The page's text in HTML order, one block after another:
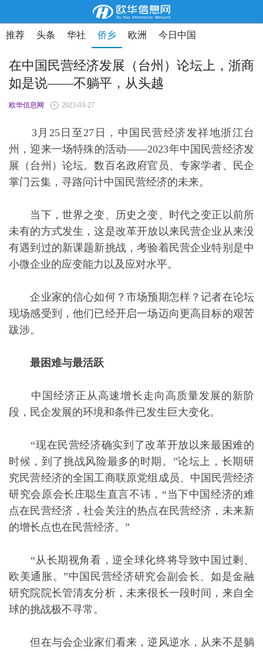
推荐 头条 华社 侨乡 欧洲 今日中国
在中国民营经济发展（台州）论坛上，浙商
如是说——不躺平，从头越
欧华信息网 2023-03-27
3月25日至27日，中国民营经济发祥地浙江台
州，迎来一场特殊的活动——2023年中国民营经济发
展（台州）论坛。数百名政府官员、专家学者、民企
掌门云集，寻路问计中国民营经济的未来。
当下，世界之变、历史之变、时代之变正以前所
未有的方式发生，这是改革开放以来民营企业从来没
有遇到过的新课题新挑战，考验着民营企业特别是中
小微企业的应变能力以及应对水平。
企业家的信心如何？市场预期怎样？记者在论坛
现场感受到，他们已经开启一场迈向更高目标的艰苦
跋涉。
最困难与最活跃
中国经济正从高速增长走向高质量发展的新阶
段，民企发展的环境和条件已发生巨大变化。
“现在民营经济确实到了改革开放以来最困难的
时候，到了挑战风险最多的时期。”论坛上，长期研
究民营经济的全国工商联原党组成员、中国民营经济
研究会原会长庄聪生直言不讳，“当下中国经济的难
点在民营经济，社会关注的热点在民营经济，未来新
的增长点也在民营经济。”
“从长期视角看，逆全球化终将导致中国过剩、
欧美通胀。”中国民营经济研究会副会长、如是金融
研究院院长管清友分析，未来很长一段时间，来自全
球的挑战极不寻常。
但在与会企业家们看来，逆风逆水，从来不是躺